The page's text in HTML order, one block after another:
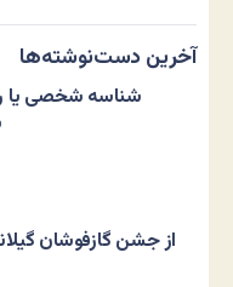
آخرین دست‌نوشته‌ها
شناسه شخصی یا
از جشن گازفوشان